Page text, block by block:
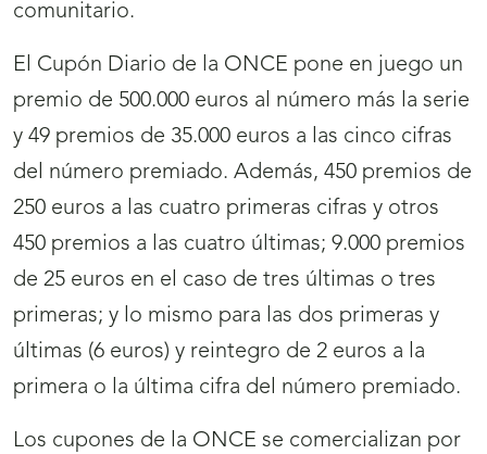
comunitario.
El Cupón Diario de la ONCE pone en juego un
premio de 500.000 euros al número más la serie
y 49 premios de 35.000 euros a las cinco cifras
del número premiado. Además, 450 premios de
250 euros a las cuatro primeras cifras y otros
450 premios a las cuatro últimas; 9.000 premios
de 25 euros en el caso de tres últimas o tres
primeras; y lo mismo para las dos primeras y
últimas (6 euros) y reintegro de 2 euros a la
primera o la última cifra del número premiado.
Los cupones de la ONCE se comercializan por